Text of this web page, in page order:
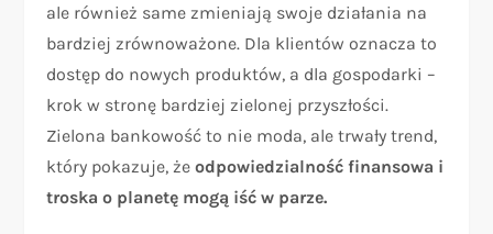
ale również same zmieniają swoje działania na
bardziej zrównoważone. Dla klientów oznacza to
dostęp do nowych produktów, a dla gospodarki –
krok w stronę bardziej zielonej przyszłości.
Zielona bankowość to nie moda, ale trwały trend,
który pokazuje, żeodpowiedzialność finansowa i
troska o planetę mogą iść w parze.